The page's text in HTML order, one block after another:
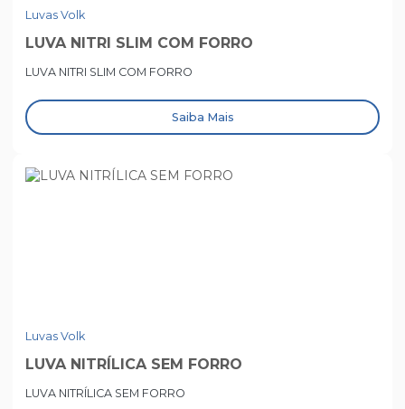
Luvas Volk
LUVA NITRI SLIM COM FORRO
LUVA NITRI SLIM COM FORRO
Saiba Mais
Luvas Volk
LUVA NITRÍLICA SEM FORRO
LUVA NITRÍLICA SEM FORRO